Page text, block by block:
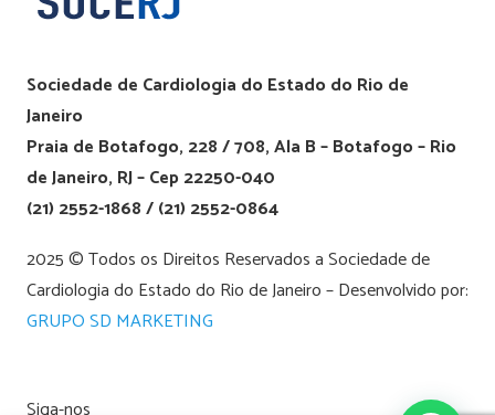
Sociedade de Cardiologia do Estado do Rio de
Janeiro
Praia de Botafogo, 228 / 708, Ala B – Botafogo – Rio
de Janeiro, RJ – Cep 22250-040
(21) 2552-1868 / (21) 2552-0864
2025 © Todos os Direitos Reservados a Sociedade de
Cardiologia do Estado do Rio de Janeiro – Desenvolvido por:
GRUPO SD MARKETING